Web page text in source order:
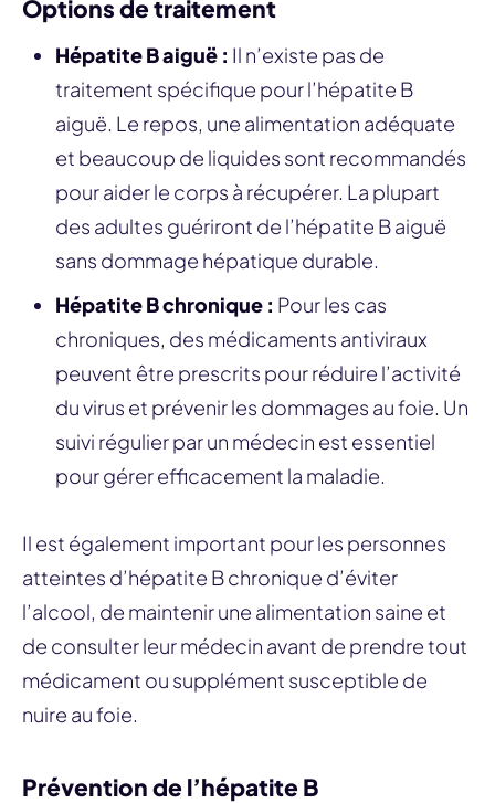
Options de traitement
Hépatite B aiguë : Il n’existe pas de
traitement spécifique pour l’hépatite B
aiguë. Le repos, une alimentation adéquate
et beaucoup de liquides sont recommandés
pour aider le corps à récupérer. La plupart
des adultes guériront de l’hépatite B aiguë
sans dommage hépatique durable.
Hépatite B chronique : Pour les cas
chroniques, des médicaments antiviraux
peuvent être prescrits pour réduire l’activité
du virus et prévenir les dommages au foie. Un
suivi régulier par un médecin est essentiel
pour gérer efficacement la maladie.
Il est également important pour les personnes
atteintes d’hépatite B chronique d’éviter
l’alcool, de maintenir une alimentation saine et
de consulter leur médecin avant de prendre tout
médicament ou supplément susceptible de
nuire au foie.
Prévention de l’hépatite B